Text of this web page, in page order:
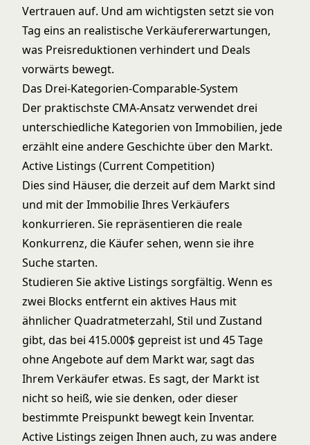
Vertrauen auf. Und am wichtigsten setzt sie von
Tag eins an realistische Verkäufererwartungen,
was Preisreduktionen verhindert und Deals
vorwärts bewegt.
Das Drei-Kategorien-Comparable-System
Der praktischste CMA-Ansatz verwendet drei
unterschiedliche Kategorien von Immobilien, jede
erzählt eine andere Geschichte über den Markt.
Active Listings (Current Competition)
Dies sind Häuser, die derzeit auf dem Markt sind
und mit der Immobilie Ihres Verkäufers
konkurrieren. Sie repräsentieren die reale
Konkurrenz, die Käufer sehen, wenn sie ihre
Suche starten.
Studieren Sie aktive Listings sorgfältig. Wenn es
zwei Blocks entfernt ein aktives Haus mit
ähnlicher Quadratmeterzahl, Stil und Zustand
gibt, das bei 415.000$ gepreist ist und 45 Tage
ohne Angebote auf dem Markt war, sagt das
Ihrem Verkäufer etwas. Es sagt, der Markt ist
nicht so heiß, wie sie denken, oder dieser
bestimmte Preispunkt bewegt kein Inventar.
Active Listings zeigen Ihnen auch, zu was andere